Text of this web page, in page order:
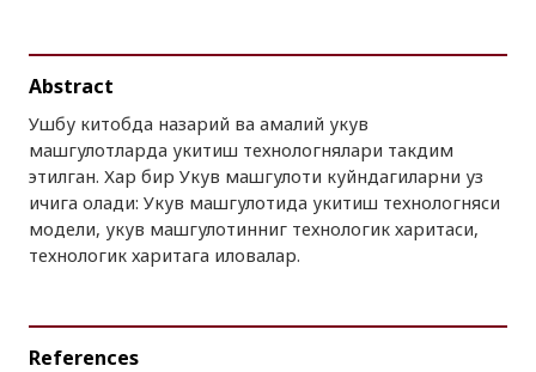
Abstract
Ушбу китобда назарий ва амалий укув
машгулотларда укитиш технологнялари такдим
этилган. Хар бир Укув машгулоти куйндагиларни уз
ичига олади: Укув машгулотида укитиш технологняси
модели, укув машгулотинниг технологик харитаси,
технологик харитага иловалар.
References